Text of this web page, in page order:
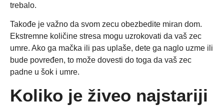
trebalo.
Takođe je važno da svom zecu obezbedite miran dom.
Ekstremne količine stresa mogu uzrokovati da vaš zec
umre. Ako ga mačka ili pas uplaše, dete ga naglo uzme ili
bude povređen, to može dovesti do toga da vaš zec
padne u šok i umre.
Koliko je živeo najstariji